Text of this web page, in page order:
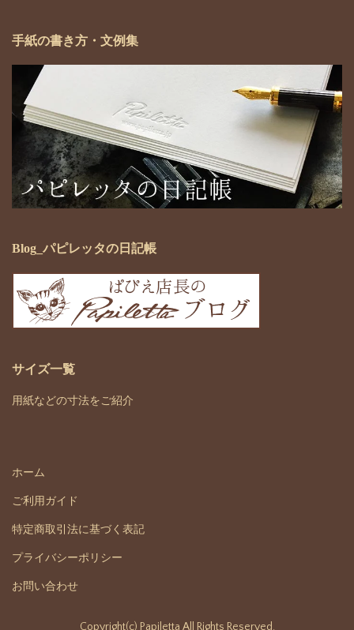
手紙の書き方・文例集
Blog_パピレッタの日記帳
サイズ一覧
用紙などの寸法をご紹介
ホーム
ご利用ガイド
特定商取引法に基づく表記
プライバシーポリシー
お問い合わせ
Copyright(c) Papiletta All Rights Reserved.